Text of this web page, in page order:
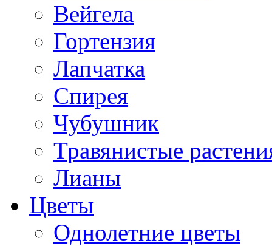
Вейгела
Гортензия
Лапчатка
Спирея
Чубушник
Травянистые
Лианы
Цветы
Однолетние цветы